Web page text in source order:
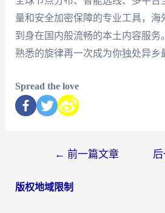
量和安全加密保障的专业工具，海
到身在国内般流畅的本土内容服务
熟悉的旋律再一次成为你独处异乡
Spread the love
← 前一篇文章
版权地域限制